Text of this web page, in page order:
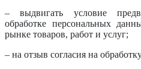
– выдвигать условие
обработке персональных
рынке товаров, работ и услуг;
– на отзыв согласия на